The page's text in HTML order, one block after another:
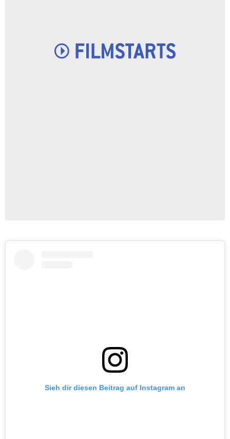
Sieh dir diesen Beitrag auf Instagram an